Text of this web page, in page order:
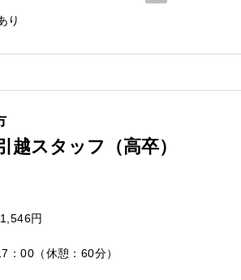
り
越スタッフ（高卒）
円
：00（休憩：60分）